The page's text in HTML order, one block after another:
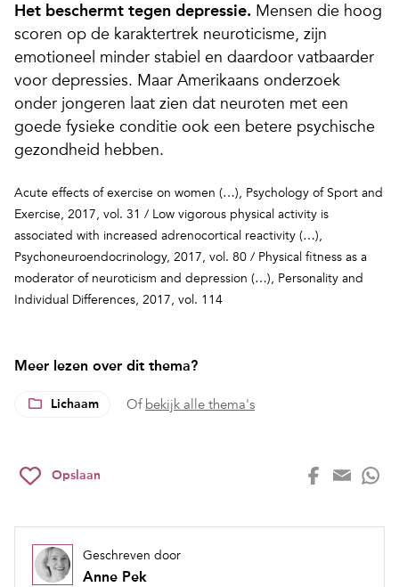
Het beschermt tegen depressie. Mensen die hoog
scoren op de karaktertrek neuroticisme, zijn
emotioneel minder stabiel en daardoor vatbaarder
voor depressies. Maar Amerikaans onderzoek
onder jongeren laat zien dat neuroten met een
goede fysieke conditie ook een betere psychische
gezondheid hebben.
Acute effects of exercise on women (…), Psychology of Sport and
Exercise, 2017, vol. 31 / Low vigorous physical activity is
associated with increased adrenocortical reactivity (…),
Psychoneuroendocrinology, 2017, vol. 80 / Physical fitness as a
moderator of neuroticism and depression (…), Personality and
Individual Differences, 2017, vol. 114
Meer lezen over dit thema?
Lichaam Of bekijk alle thema's
Opslaan
Geschreven door
Anne Pek